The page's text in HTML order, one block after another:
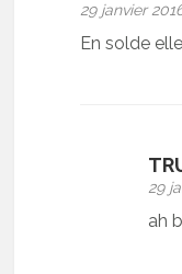
29 janvier
En solde
29
ah